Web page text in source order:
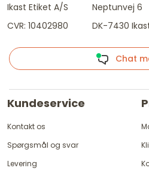
Ikast Etiket A/S
CVR: 10402980
Neptunvej 6
DK-7430
Chat
Kundeservice
Kontakt os
Spørgsmål og svar
Levering